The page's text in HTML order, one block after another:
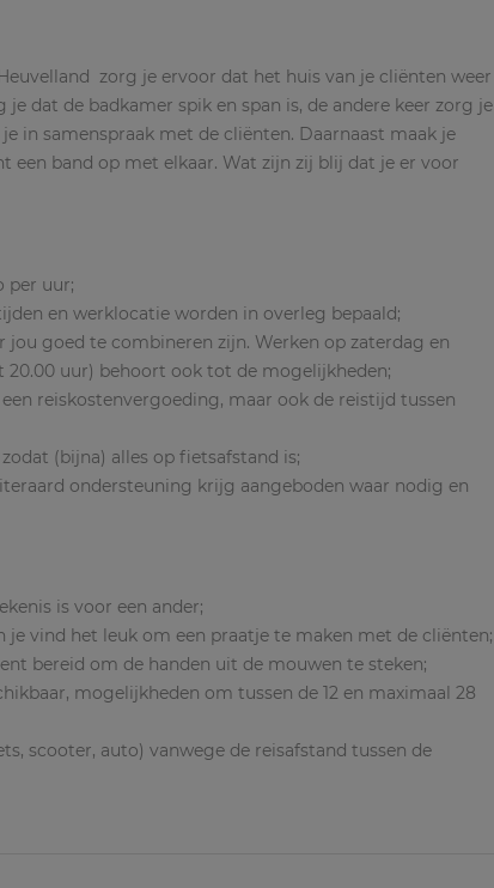
zorg je ervoor dat het huis van je cliënten weer
je dat de badkamer spik en span is, de andere keer zorg je
in samenspraak met de cliënten. Daarnaast maak je
een band op met elkaar. Wat zijn zij blij dat je er voor
per uur;
en werklocatie worden in overleg bepaald;
goed te combineren zijn. Werken op zaterdag en
20.00 uur) behoort ook tot de mogelijkheden;
reiskostenvergoeding, maar ook de reistijd tussen
(bijna) alles op fietsafstand is;
ondersteuning krijg aangeboden waar nodig en
is voor een ander;
vind het leuk om een praatje te maken met de cliënten;
bereid om de handen uit de mouwen te steken;
mogelijkheden om tussen de 12 en maximaal 28
scooter, auto) vanwege de reisafstand tussen de